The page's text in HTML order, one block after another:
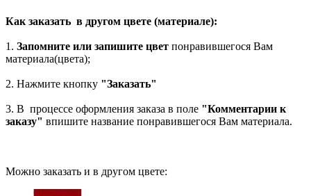
Как заказать в другом цвете (материале):
1. Запомните или запишите цвет понравившегося Вам
материала(цвета);
2. Нажмите кнопку "Заказать"
3. В процессе оформления заказа в поле "Комментарии к
заказу" впишите название понравившегося Вам материала.
Можно заказать и в другом цвете: